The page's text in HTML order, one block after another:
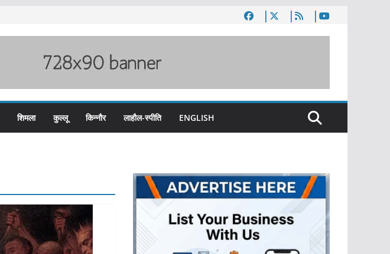
शिमला कुल्लू किन्नौर लाहौल-स्पीति ENGLISH